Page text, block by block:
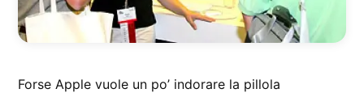
Forse Apple vuole un po’ indorare la pillola